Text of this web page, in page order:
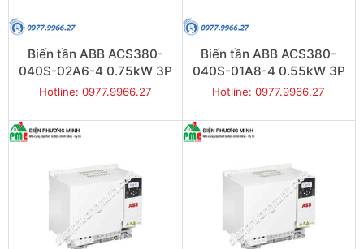
Biến tần ABB ACS380-
040S-02A6-4 0.75kW 3P
Hotline: 0977.9966.27
Biến tần ABB ACS380-
040S-01A8-4 0.55kW 3P
Hotline: 0977.9966.27